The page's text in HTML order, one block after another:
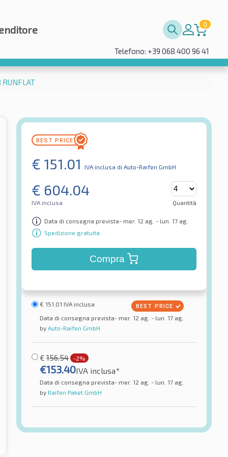
0
Telefono: +39 068 400 96 41
€ 151.01 IVA inclusa di Auto-Raifen GmbH
€ 604.04
IVA inclusa Quantità
Data di consegna prevista- mer. 12 ag. - lun. 17 ag.
Spedizione gratuita
Compra
€ 151.01 IVA inclusa
Data di consegna prevista- mer. 12 ag. - lun. 17 ag.
by Auto-Raifen GmbH
€ 156.54 -2%
€153.40IVA inclusa*
Data di consegna prevista- mer. 12 ag. - lun. 17 ag.
by Raifen Paket GmbH